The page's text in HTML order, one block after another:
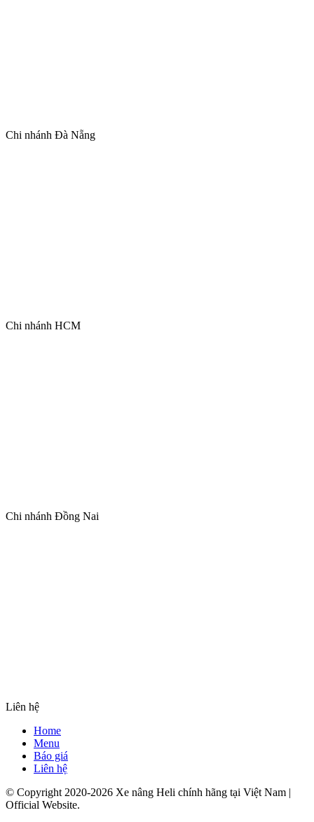
Chi nhánh Đà Nẵng
Chi nhánh HCM
Chi nhánh Đồng Nai
Liên hệ
Home
Menu
Báo giá
Liên hệ
© Copyright 2020-2026 Xe nâng Heli chính hãng tại Việt Nam |
Official Website.